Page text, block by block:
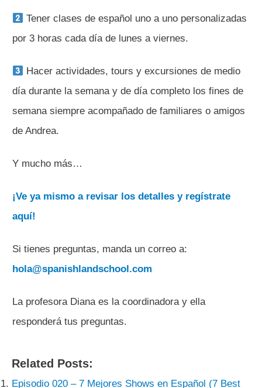
Tener clases de español uno a uno personalizadas
por 3 horas cada día de lunes a viernes.
Hacer actividades, tours y excursiones de medio
día durante la semana y de día completo los fines de
semana siempre acompañado de familiares o amigos
de Andrea.
Y mucho más…
¡Ve ya mismo a revisar los detalles y regístrate
aquí!
Si tienes preguntas, manda un correo a:
hola@spanishlandschool.com
La profesora Diana es la coordinadora y ella
responderá tus preguntas.
Related Posts:
Episodio 020 – 7 Mejores Shows en Español (7 Best